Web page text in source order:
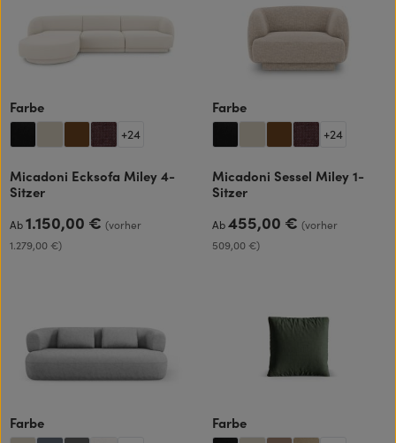
Farbeauswählen
+24
Micadoni Ecksofa Miley 4-
Sitzer
Regulärer Preis:
Ab1.150,00 €(vorher
1.279,00 €)
Farbeauswählen
+24
Micadoni Sessel Miley 1-
Sitzer
Regulärer Preis:
Ab455,00 €(vorher
509,00 €)
Farbeauswählen Farbeauswählen